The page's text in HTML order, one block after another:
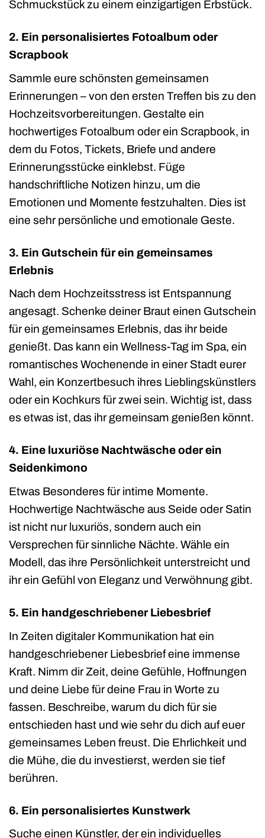
Schmuckstück zu einem einzigartigen Erbstück.
2. Ein personalisiertes Fotoalbum oder
Scrapbook
Sammle eure schönsten gemeinsamen
Erinnerungen – von den ersten Treffen bis zu den
Hochzeitsvorbereitungen. Gestalte ein
hochwertiges Fotoalbum oder ein Scrapbook, in
dem du Fotos, Tickets, Briefe und andere
Erinnerungsstücke einklebst. Füge
handschriftliche Notizen hinzu, um die
Emotionen und Momente festzuhalten. Dies ist
eine sehr persönliche und emotionale Geste.
3. Ein Gutschein für ein gemeinsames
Erlebnis
Nach dem Hochzeitsstress ist Entspannung
angesagt. Schenke deiner Braut einen Gutschein
für ein gemeinsames Erlebnis, das ihr beide
genießt. Das kann ein Wellness-Tag im Spa, ein
romantisches Wochenende in einer Stadt eurer
Wahl, ein Konzertbesuch ihres Lieblingskünstlers
oder ein Kochkurs für zwei sein. Wichtig ist, dass
es etwas ist, das ihr gemeinsam genießen könnt.
4. Eine luxuriöse Nachtwäsche oder ein
Seidenkimono
Etwas Besonderes für intime Momente.
Hochwertige Nachtwäsche aus Seide oder Satin
ist nicht nur luxuriös, sondern auch ein
Versprechen für sinnliche Nächte. Wähle ein
Modell, das ihre Persönlichkeit unterstreicht und
ihr ein Gefühl von Eleganz und Verwöhnung gibt.
5. Ein handgeschriebener Liebesbrief
In Zeiten digitaler Kommunikation hat ein
handgeschriebener Liebesbrief eine immense
Kraft. Nimm dir Zeit, deine Gefühle, Hoffnungen
und deine Liebe für deine Frau in Worte zu
fassen. Beschreibe, warum du dich für sie
entschieden hast und wie sehr du dich auf euer
gemeinsames Leben freust. Die Ehrlichkeit und
die Mühe, die du investierst, werden sie tief
berühren.
6. Ein personalisiertes Kunstwerk
Suche einen Künstler, der ein individuelles